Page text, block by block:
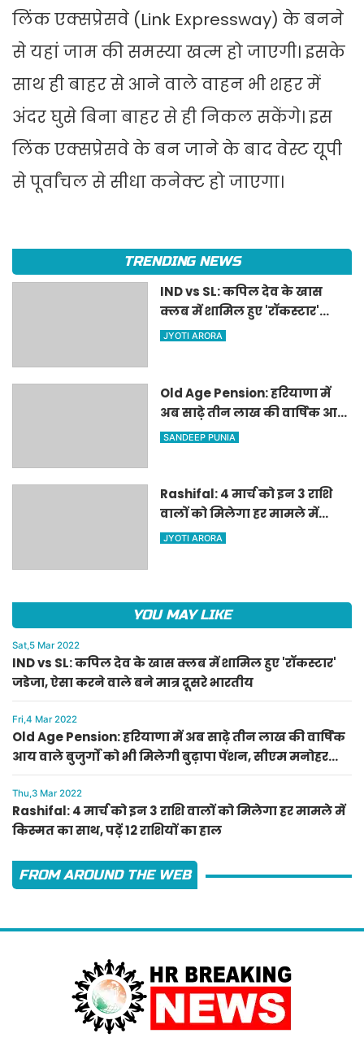
लिंक एक्सप्रेसवे (Link Expressway) के बनने
से यहां जाम की समस्या खत्म हो जाएगी। इसके
साथ ही बाहर से आने वाले वाहन भी शहर में
अंदर घुसे बिना बाहर से ही निकल सकेंगे। इस
लिंक एक्सप्रेसवे के बन जाने के बाद वेस्ट यूपी
से पूर्वांचल से सीधा कनेक्ट हो जाएगा।
TRENDING NEWS
IND vs SL: कपिल देव के खास
क्लब में शामिल हुए 'रॉकस्टार'
जडेजा, ऐसा करने वाले बने मात्र
JYOTI ARORA
Old Age Pension: हरियाणा में
अब साढ़े तीन लाख की वार्षिक आय
वाले बुजुर्गों को भी मिलेगी बुढ़ापा
SANDEEP PUNIA
Rashifal: 4 मार्च को इन 3 राशि
वालों को मिलेगा हर मामले में
किस्मत का साथ, पढ़ें 12 राशियों का
JYOTI ARORA
YOU MAY LIKE
Sat,5 Mar 2022
IND vs SL: कपिल देव के खास क्लब में शामिल हुए 'रॉकस्टार'
जडेजा, ऐसा करने वाले बने मात्र दूसरे भारतीय
Fri,4 Mar 2022
Old Age Pension: हरियाणा में अब साढ़े तीन लाख की वार्षिक
आय वाले बुजुर्गों को भी मिलेगी बुढ़ापा पेंशन, सीएम मनोहर
लाल का ऐलान
Thu,3 Mar 2022
Rashifal: 4 मार्च को इन 3 राशि वालों को मिलेगा हर मामले में
किस्मत का साथ, पढ़ें 12 राशियों का हाल
FROM AROUND THE WEB